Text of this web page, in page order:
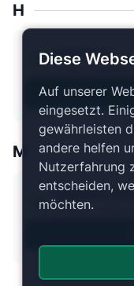
H
Hipodrom
1 Plan verfügbar
M
Maksimir
2 Pläne
Diese
Auf unserer
eingesetzt.
gewährleisten
andere helfen
Nutzerfahrung
entscheiden,
möchten.